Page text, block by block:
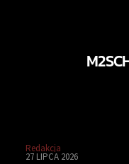
Redakcja
27 LIPCA 2026